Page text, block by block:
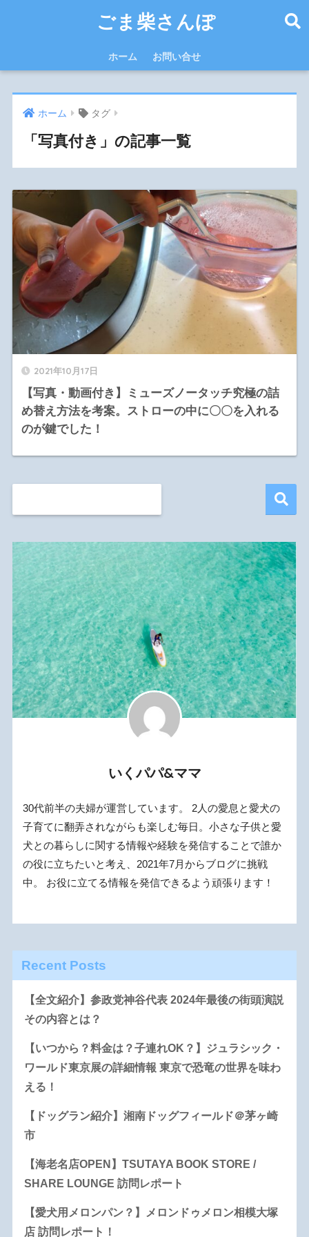
ごま柴さんぽ
ホーム お問い合せ
ホーム タグ
「写真付き」の記事一覧
2021年10月17日
【写真・動画付き】ミューズノータッチ究極の詰
め替え方法を考案。ストローの中に〇〇を入れる
のが鍵でした！
いくパパ&ママ
30代前半の夫婦が運営しています。 2人の愛息と愛犬の
子育てに翻弄されながらも楽しむ毎日。小さな子供と愛
犬との暮らしに関する情報や経験を発信することで誰か
の役に立ちたいと考え、2021年7月からブログに挑戦
中。 お役に立てる情報を発信できるよう頑張ります！
Recent Posts
【全文紹介】参政党神谷代表 2024年最後の街頭演説
その内容とは？
【いつから？料金は？子連れOK？】ジュラシック・
ワールド東京展の詳細情報 東京で恐竜の世界を味わ
える！
【ドッグラン紹介】湘南ドッグフィールド＠茅ヶ崎
市
【海老名店OPEN】TSUTAYA BOOK STORE /
SHARE LOUNGE 訪問レポート
【愛犬用メロンパン？】メロンドゥメロン相模大塚
店 訪問レポート！